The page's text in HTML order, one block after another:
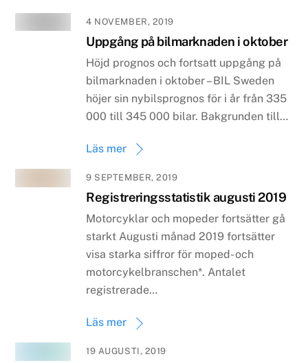
4 NOVEMBER, 2019
Uppgång på bilmarknaden i oktober
Höjd prognos och fortsatt uppgång på
bilmarknaden i oktober – BIL Sweden
höjer sin nybilsprognos för i år från 335
000 till 345 000 bilar. Bakgrunden till…
Läs mer
9 SEPTEMBER, 2019
Registreringsstatistik augusti 2019
Motorcyklar och mopeder fortsätter gå
starkt Augusti månad 2019 fortsätter
visa starka siffror för moped- och
motorcykelbranschen*. Antalet
registrerade…
Läs mer
19 AUGUSTI, 2019